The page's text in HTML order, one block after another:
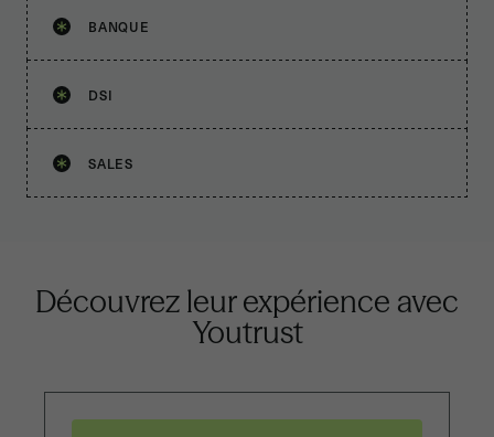
BANQUE
DSI
SALES
Découvrez leur expérience avec
Youtrust